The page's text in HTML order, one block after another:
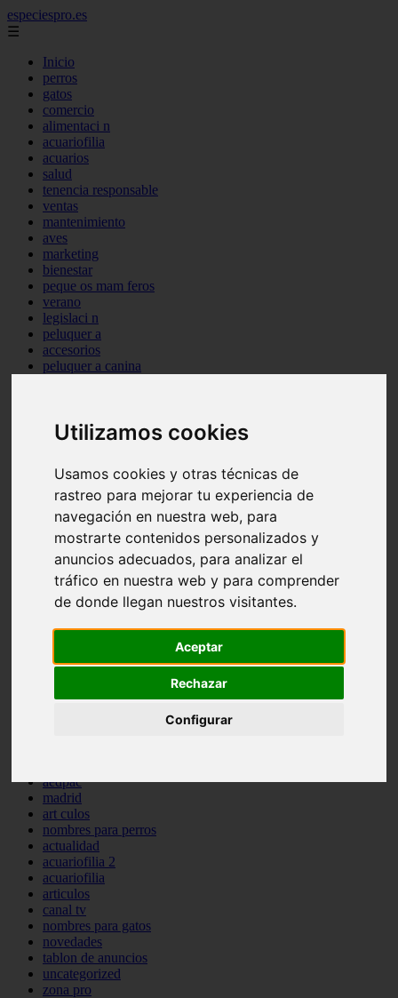
Utilizamos cookies
Usamos cookies y otras técnicas de
rastreo para mejorar tu experiencia de
navegación en nuestra web, para
mostrarte contenidos personalizados y
anuncios adecuados, para analizar el
tráfico en nuestra web y para comprender
de donde llegan nuestros visitantes.
Aceptar
Rechazar
Configurar
especiespro.es
☰
Inicio
perros
gatos
comercio
alimentaci n
acuariofilia
acuarios
salud
tenencia responsable
ventas
mantenimiento
aves
marketing
bienestar
peque os mam feros
verano
legislaci n
peluquer a
accesorios
peluquer a canina
protagonistas
reptiles
adopci n
ferias
snacks
acuario
iberzoo propet
comercios
estanques
viajar
especies invasoras
agua
aedpac
madrid
art culos
nombres para perros
actualidad
acuariofilia 2
acuariofilia
articulos
canal tv
nombres para gatos
novedades
tablon de anuncios
uncategorized
zona pro